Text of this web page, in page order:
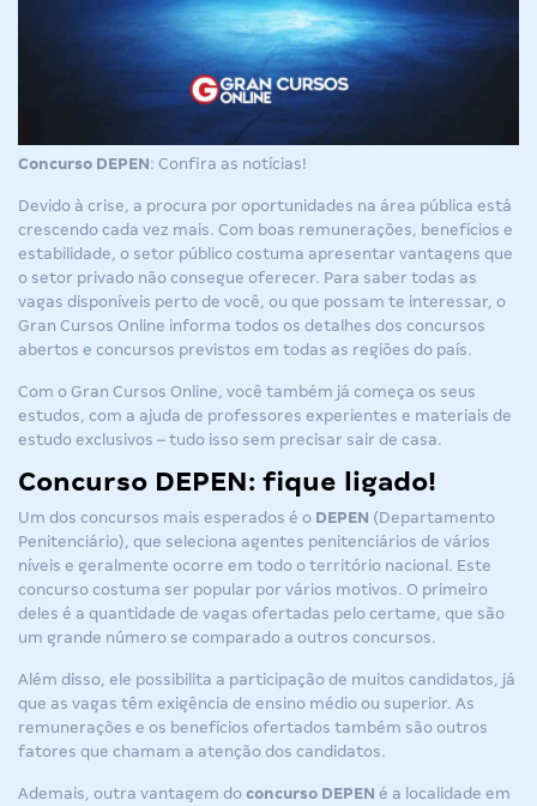
Concurso DEPEN: Confira as notícias!
Devido à crise, a procura por oportunidades na área pública está
crescendo cada vez mais. Com boas remunerações, benefícios e
estabilidade, o setor público costuma apresentar vantagens que
o setor privado não consegue oferecer. Para saber todas as
vagas disponíveis perto de você, ou que possam te interessar, o
Gran Cursos Online informa todos os detalhes dos concursos
abertos e concursos previstos em todas as regiões do país.
Com o Gran Cursos Online, você também já começa os seus
estudos, com a ajuda de professores experientes e materiais de
estudo exclusivos – tudo isso sem precisar sair de casa.
Concurso DEPEN: fique ligado!
Um dos concursos mais esperados é o DEPEN (Departamento
Penitenciário), que seleciona agentes penitenciários de vários
níveis e geralmente ocorre em todo o território nacional. Este
concurso costuma ser popular por vários motivos. O primeiro
deles é a quantidade de vagas ofertadas pelo certame, que são
um grande número se comparado a outros concursos.
Além disso, ele possibilita a participação de muitos candidatos, já
que as vagas têm exigência de ensino médio ou superior. As
remunerações e os benefícios ofertados também são outros
fatores que chamam a atenção dos candidatos.
Ademais, outra vantagem do concurso DEPEN é a localidade em